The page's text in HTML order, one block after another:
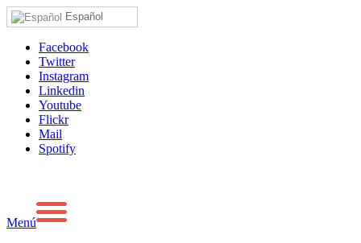
Español
Facebook
Twitter
Instagram
Linkedin
Youtube
Flickr
Mail
Spotify
Menú